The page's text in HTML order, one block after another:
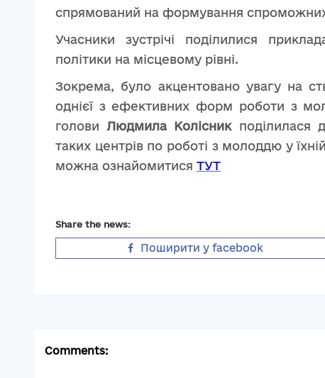
спрямований на формування
Учасники зустрічі поділилися
політики на місцевому рівні.
Зокрема, було акцентовано увагу на
однієї з ефективних форм роботи з
головиЛюдмила Колісникподілилася
таких центрів по роботі з молоддю у
можна ознайомитися ТУТ
Share the news:
Поширити у facebook
Comments: